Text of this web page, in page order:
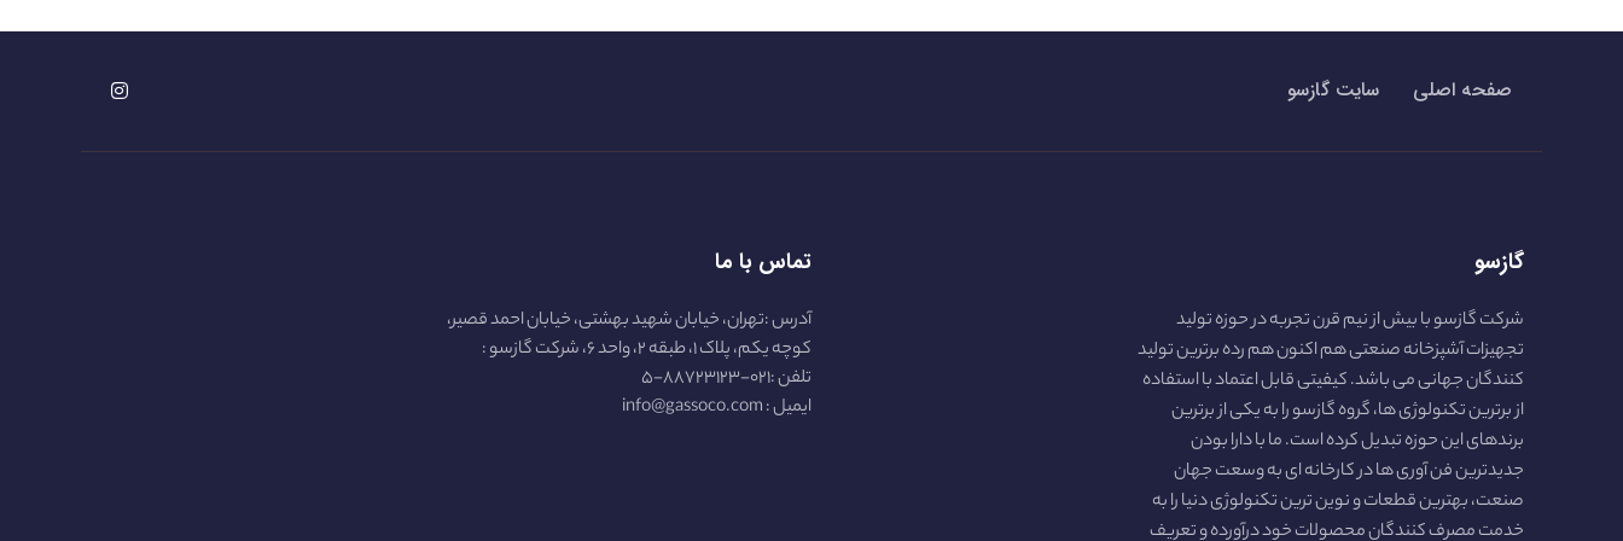
صفحه اصلی سایت گازسو
گازسو
شرکت گازسو با بیش از نیم قرن تجربه در حوزه تولید
تجهیزات آشپزخانه صنعتی هم اکنون هم رده برترین تولید
کنندگان جهانی می باشد. کیفیتی قابل اعتماد با استفاده
از برترین تکنولوژی ها، گروه گازسو را به یکی از برترین
برندهای این حوزه تبدیل کرده است. ما با دارا بودن
جدیدترین فن آوری ها در کارخانه ای به وسعت جهان
صنعت، بهترین قطعات و نوین ترین تکنولوژی دنیا را به
خدمت مصرف کنندگان محصولات خود درآورده و تعریف
تماس با ما
آدرس :تهران، خیابان شهید بهشتی، خیابان احمد قصیر،
کوچه یکم، پلاک ۱، طبقه ۲، واحد ۶، شرکت گازسو :
تلفن :۰۲۱-۸۸۷۲۳۱۲۳-۵
ایمیل : info@gassoco.com